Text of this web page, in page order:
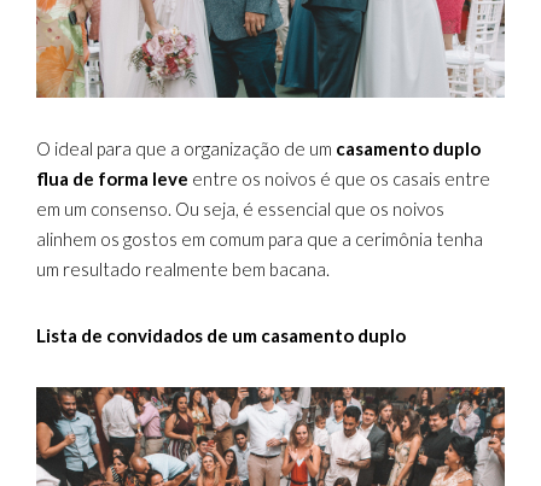
O ideal para que a organização de um casamento duplo
flua de forma leve entre os noivos é que os casais entre
em um consenso. Ou seja, é essencial que os noivos
alinhem os gostos em comum para que a cerimônia tenha
um resultado realmente bem bacana.
Lista de convidados de um casamento duplo